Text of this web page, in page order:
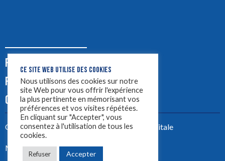
PODCASTS
PUB
CONTACT
Créez votre site avecYellowtie – Agence Digitale
Mentions légales
CE SITE WEB UTILISE DES COOKIES
Nous utilisons des cookies sur notre
site Web pour vous offrir l'expérience
la plus pertinente en mémorisant vos
préférences et vos visites répétées.
En cliquant sur "Accepter", vous
consentez à l'utilisation de tous les
cookies.
Refuser Accepter